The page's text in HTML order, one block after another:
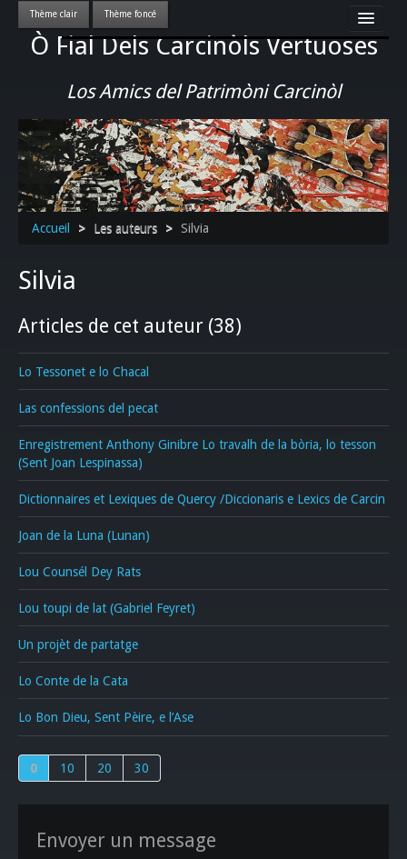
Ò Fial Dels Carcinòls Vertuoses
Los Amics del Patrimòni Carcinòl
Accueil
LES QUERCYNOIS & LEUR CULTURE
PATRIMOINE
GASTRONOMIE
ACTUALITE-CULTURE-EVENEMENTS LOCAUX
Accueil > Les auteurs > Silvia
Silvia
Articles de cet auteur (38)
Lo Tessonet e lo Chacal
Las confessions del pecat
Enregistrement Anthony Ginibre Lo travalh de la bòria, lo tesson
(Sent Joan Lespinassa)
Dictionnaires et Lexiques de Quercy /Diccionaris e Lexics de Carcin
Joan de la Luna (Lunan)
Lou Counsél Dey Rats
Lou toupi de lat (Gabriel Feyret)
Un projèt de partatge
Lo Conte de la Cata
Lo Bon Dieu, Sent Pèire, e l’Ase
0 10 20 30
Envoyer un message